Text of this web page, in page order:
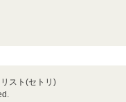
スト(セトリ)